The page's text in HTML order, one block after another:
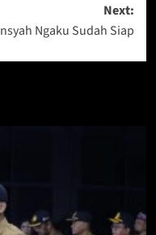
Next:
Ngaku Sudah Siap